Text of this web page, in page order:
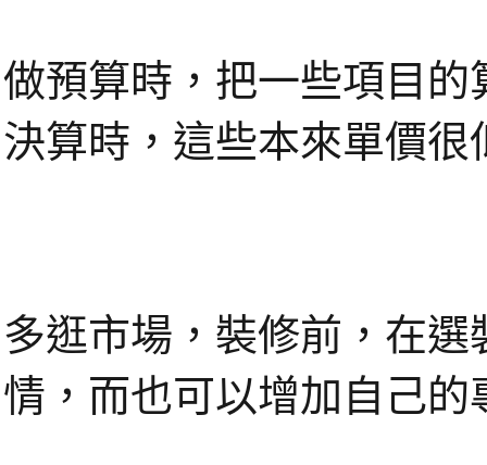
做預算時，把一些項目的
決算時，這些本來單價
多逛市場，裝修前，在
情，而也可以增加自己